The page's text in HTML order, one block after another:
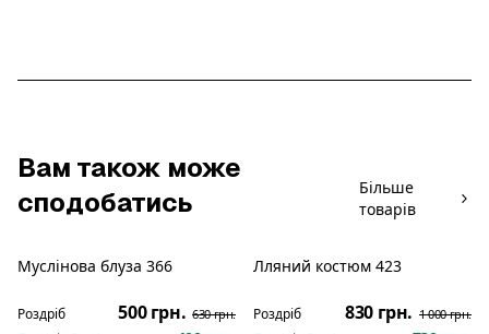
Вам також може
сподобатись
Більше
товарів
Муслінова блуза 366
Роздріб 500 грн. 630 грн.
Лляний костюм 423
Роздріб 830 грн. 1 000 грн.